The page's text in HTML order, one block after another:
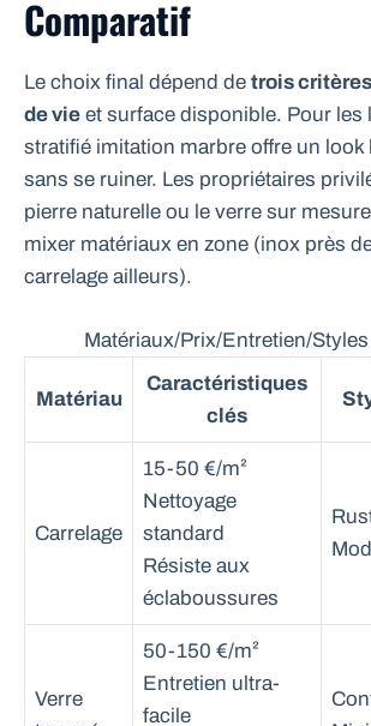
Comparatif
Le choix final dépend de trois
de vie et surface disponible. Pour les
stratifié imitation marbre offre un look
sans se ruiner. Les propriétaires
pierre naturelle ou le verre sur
mixer matériaux en zone (inox près
carrelage ailleurs).
Matériaux/Prix/Entretien/
Matériau
Caractéristiques
clés
Carrelage
15-50 €/m²
Nettoyage
standard
Résiste aux
éclaboussures
Verre
50-150 €/m²
Entretien ultra-
facile